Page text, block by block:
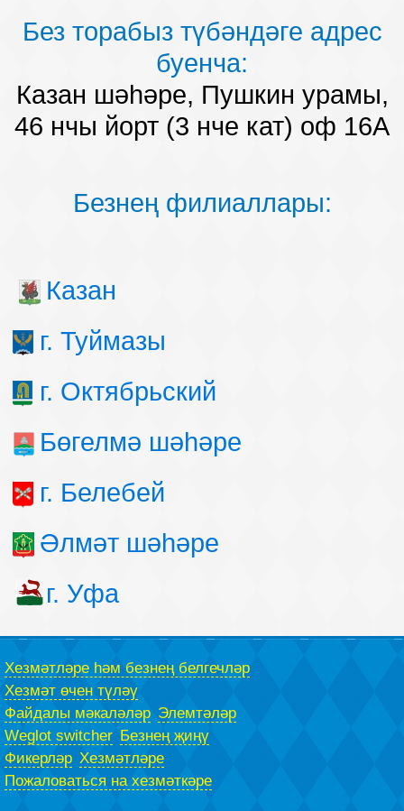
Без торабыз түбәндәге адрес
буенча:
Казан шәһәре, Пушкин урамы,
46 нчы йорт (3 нче кат) оф 16А
Безнең филиаллары:
Казан
г. Туймазы
г. Октябрьский
Бөгелмә шәһәре
г. Белебей
Әлмәт шәһәре
г. Уфа
Хезмәтләре һәм безнең белгечләр
Хезмәт өчен түләү
Файдалы мәкаләләр Элемтәләр
Weglot switcher Безнең җиңү
Фикерләр Хезмәтләре
Пожаловаться на хезмәткәре